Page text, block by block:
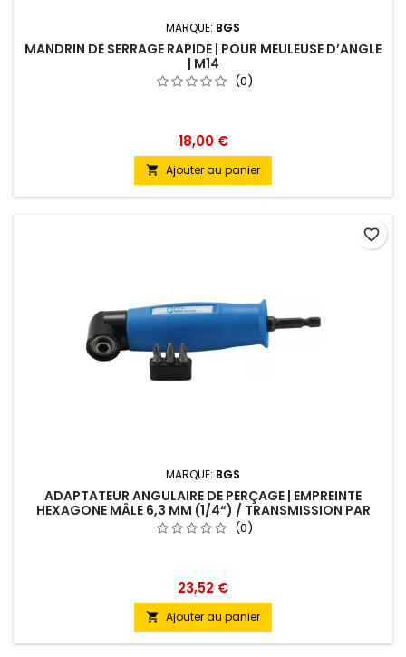
MARQUE: BGS
MANDRIN DE SERRAGE RAPIDE | POUR MEULEUSE D’ANGLE
| M14
(0)
18,00 €
 Ajouter au panier
MARQUE: BGS
ADAPTATEUR ANGULAIRE DE PERÇAGE | EMPREINTE
HEXAGONE MÂLE 6,3 MM (1/4“) / TRANSMISSION PAR
HEXAGONE FEMELLE 6,3 MM (1/4“)
(0)
23,52 €
 Ajouter au panier
favorite_border